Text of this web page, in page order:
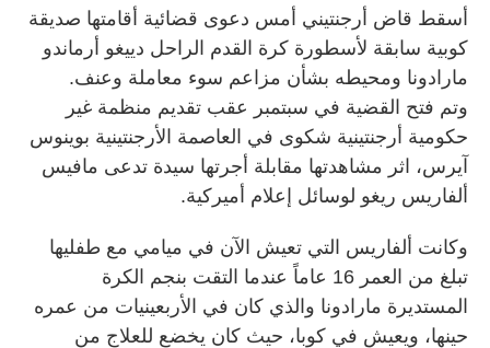
أسقط قاض أرجنتيني أمس دعوى قضائية أقامتها صديقة
كوبية سابقة لأسطورة كرة القدم الراحل دييغو أرماندو
مارادونا ومحيطه بشأن مزاعم سوء معاملة وعنف.
وتم فتح القضية في سبتمبر عقب تقديم منظمة غير
حكومية أرجنتينية شكوى في العاصمة الأرجنتينية بوينوس
آيرس، اثر مشاهدتها مقابلة أجرتها سيدة تدعى مافيس
ألفاريس ريغو لوسائل إعلام أميركية.
وكانت ألفاريس التي تعيش الآن في ميامي مع طفليها
تبلغ من العمر 16 عاماً عندما التقت بنجم الكرة
المستديرة مارادونا والذي كان في الأربعينيات من عمره
حينها، ويعيش في كوبا، حيث كان يخضع للعلاج من